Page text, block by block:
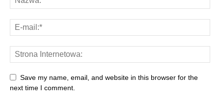
Save my name, email, and website in this browser for the
next time I comment.